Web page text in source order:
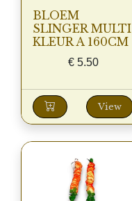
BLOEM
SLINGER MULTI
KLEUR A 160CM
€5.50
View